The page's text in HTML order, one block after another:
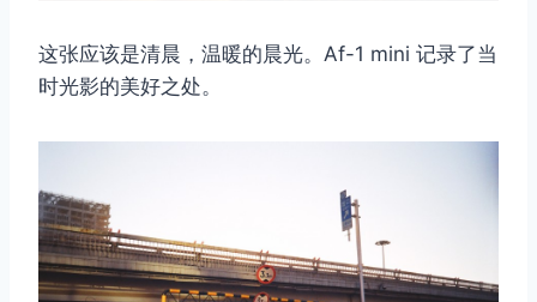
这张应该是清晨，温暖的晨光。Af-1 mini 记录了当
时光影的美好之处。